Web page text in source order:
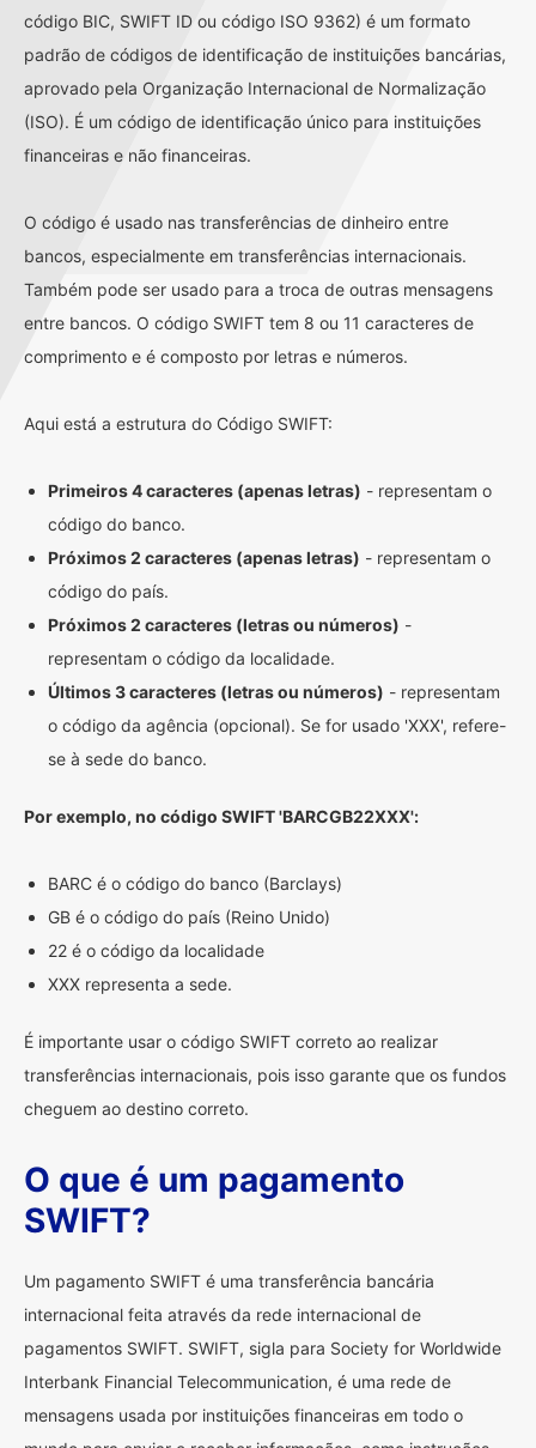
código BIC, SWIFT ID ou código ISO 9362) é um formato
padrão de códigos de identificação de instituições bancárias,
aprovado pela Organização Internacional de Normalização
(ISO). É um código de identificação único para instituições
financeiras e não financeiras.
O código é usado nas transferências de dinheiro entre
bancos, especialmente em transferências internacionais.
Também pode ser usado para a troca de outras mensagens
entre bancos. O código SWIFT tem 8 ou 11 caracteres de
comprimento e é composto por letras e números.
Aqui está a estrutura do Código SWIFT:
Primeiros 4 caracteres (apenas letras) - representam o
código do banco.
Próximos 2 caracteres (apenas letras) - representam o
código do país.
Próximos 2 caracteres (letras ou números) -
representam o código da localidade.
Últimos 3 caracteres (letras ou números) - representam
o código da agência (opcional). Se for usado 'XXX', refere-
se à sede do banco.
Por exemplo, no código SWIFT 'BARCGB22XXX':
BARC é o código do banco (Barclays)
GB é o código do país (Reino Unido)
22 é o código da localidade
XXX representa a sede.
É importante usar o código SWIFT correto ao realizar
transferências internacionais, pois isso garante que os fundos
cheguem ao destino correto.
O que é um pagamento
SWIFT?
Um pagamento SWIFT é uma transferência bancária
internacional feita através da rede internacional de
pagamentos SWIFT. SWIFT, sigla para Society for Worldwide
Interbank Financial Telecommunication, é uma rede de
mensagens usada por instituições financeiras em todo o